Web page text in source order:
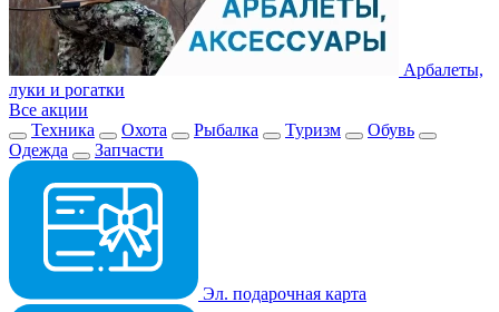
Арбалеты,
луки и рогатки
Все акции
Техника
Охота Рыбалка Туризм
Обувь
Одежда
Запчасти
Эл. подарочная карта